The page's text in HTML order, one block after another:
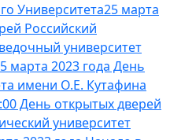
Университета25 марта
Российский
университет
марта 2023 года День
имени О.Е. Кутафина
День открытых дверей
университет